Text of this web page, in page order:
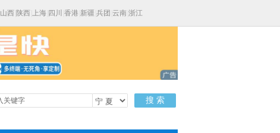
山西 陕西 上海 四川 香港 新疆 兵团 云南 浙江
搜 索